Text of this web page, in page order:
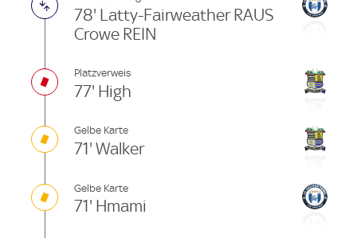
78' Latty-Fairweather RAUS
Crowe REIN
Platzverweis
77' High
Gelbe Karte
71' Walker
Gelbe Karte
71' Hmami